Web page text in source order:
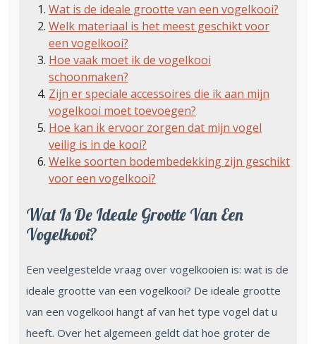
Wat is de ideale grootte van een vogelkooi?
Welk materiaal is het meest geschikt voor
een vogelkooi?
Hoe vaak moet ik de vogelkooi
schoonmaken?
Zijn er speciale accessoires die ik aan mijn
vogelkooi moet toevoegen?
Hoe kan ik ervoor zorgen dat mijn vogel
veilig is in de kooi?
Welke soorten bodembedekking zijn geschikt
voor een vogelkooi?
Wat Is De Ideale Grootte Van Een
Vogelkooi?
Een veelgestelde vraag over vogelkooien is: wat is de
ideale grootte van een vogelkooi? De ideale grootte
van een vogelkooi hangt af van het type vogel dat u
heeft. Over het algemeen geldt dat hoe groter de